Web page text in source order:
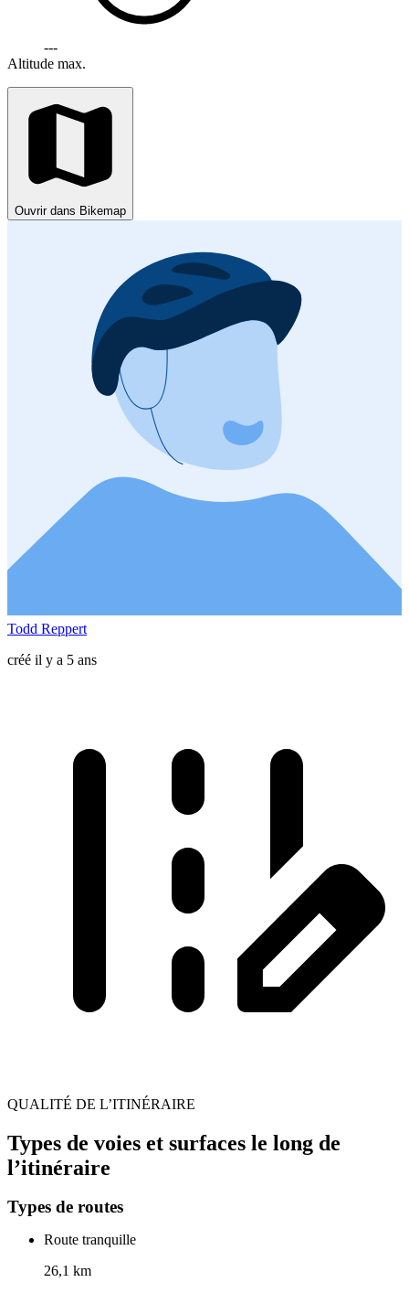
---
Altitude max.
Ouvrir dans Bikemap
Todd Reppert
créé il y a 5 ans
QUALITÉ DE L’ITINÉRAIRE
Types de voies et surfaces le long de
l’itinéraire
Types de routes
Route tranquille
26,1 km